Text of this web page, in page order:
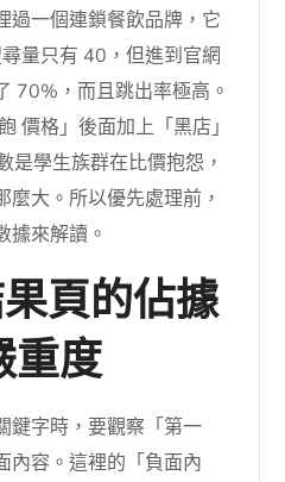
過一個連鎖餐飲品牌，它
量只有 40，但進到官網
70%，而且跳出率極高。
價格」後面加上「黑店」
是學生族群在比價抱怨，
大。所以優先處理前，
據來解讀。
頁的佔據
重度
鍵字時，要觀察「第一
內容。這裡的「負面內